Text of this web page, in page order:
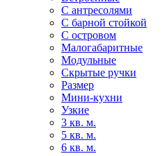
С антресолями
С барной стойкой
С островом
Малогабаритные
Модульные
Скрытые ручки
Размер
Мини-кухни
Узкие
3 кв. м.
5 кв. м.
6 кв. м.